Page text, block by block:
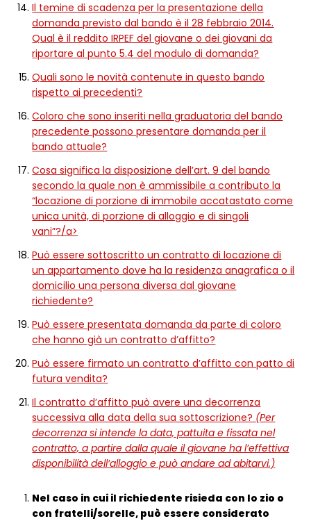
Il temine di scadenza per la presentazione della
domanda previsto dal bando è il 28 febbraio 2014.
Qual è il reddito IRPEF del giovane o dei giovani da
riportare al punto 5.4 del modulo di domanda?
Quali sono le novità contenute in questo bando
rispetto ai precedenti?
Coloro che sono inseriti nella graduatoria del bando
precedente possono presentare domanda per il
bando attuale?
Cosa significa la disposizione dell’art. 9 del bando
secondo la quale non è ammissibile a contributo la
“locazione di porzione di immobile accatastato come
unica unità, di porzione di alloggio e di singoli
vani”?/a>
Può essere sottoscritto un contratto di locazione di
un appartamento dove ha la residenza anagrafica o il
domicilio una persona diversa dal giovane
richiedente?
Può essere presentata domanda da parte di coloro
che hanno già un contratto d’affitto?
Può essere firmato un contratto d’affitto con patto di
futura vendita?
Il contratto d’affitto può avere una decorrenza
successiva alla data della sua sottoscrizione? (Per
decorrenza si intende la data, pattuita e fissata nel
contratto, a partire dalla quale il giovane ha l’effettiva
disponibilità dell’alloggio e può andare ad abitarvi.)
Nel caso in cui il richiedente risieda con lo zio o
con fratelli/sorelle, può essere considerato